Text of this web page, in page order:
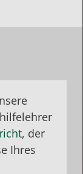
, der
Ihres